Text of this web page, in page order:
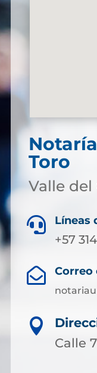
Toro
Valle del
 Líneas
+57
 Correo

Calle